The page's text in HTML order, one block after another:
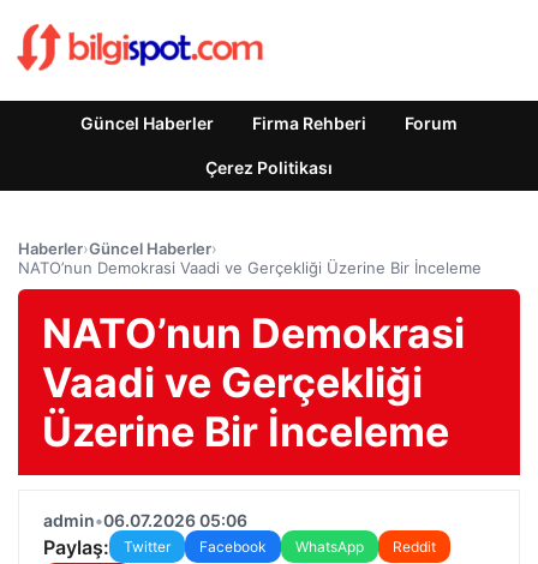
Güncel Haberler Firma Rehberi Forum
Çerez Politikası
Haberler›Güncel Haberler›
NATO’nun Demokrasi Vaadi ve Gerçekliği Üzerine Bir İnceleme
NATO’nun Demokrasi
Vaadi ve Gerçekliği
Üzerine Bir İnceleme
admin•06.07.2026 05:06
Paylaş: Twitter Facebook WhatsApp
Reddit